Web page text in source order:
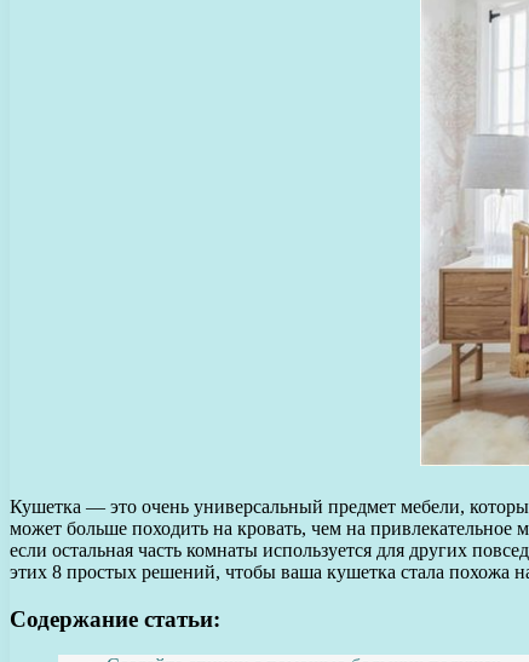
Кушетка — это очень универсальный предмет мебели,
может больше походить на кровать, чем на привлекательное
если остальная часть комнаты используется для других
этих 8 простых решений, чтобы ваша кушетка стала похожа
Содержание статьи: